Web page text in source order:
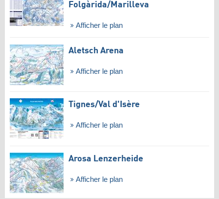
Folgàrida/​Marilleva
Afficher le plan
Aletsch Arena
Afficher le plan
Tignes/​Val d'Isère
Afficher le plan
Arosa Lenzerheide
Afficher le plan